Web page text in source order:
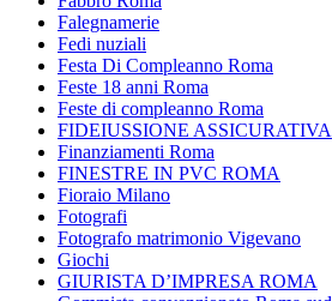
Falegnamerie
Fedi nuziali
Festa Di Compleanno Roma
Feste 18 anni Roma
Feste di compleanno Roma
FIDEIUSSIONE ASSICURATIVA
Finanziamenti Roma
FINESTRE IN PVC ROMA
Fioraio Milano
Fotografi
Fotografo matrimonio Vigevano
Giochi
GIURISTA D’IMPRESA ROMA